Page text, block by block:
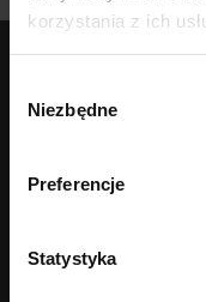
korzystania z ich
zgody
Niezbędne
Preferencje
Statystyka
We’re
analysis
Lorem ipsum